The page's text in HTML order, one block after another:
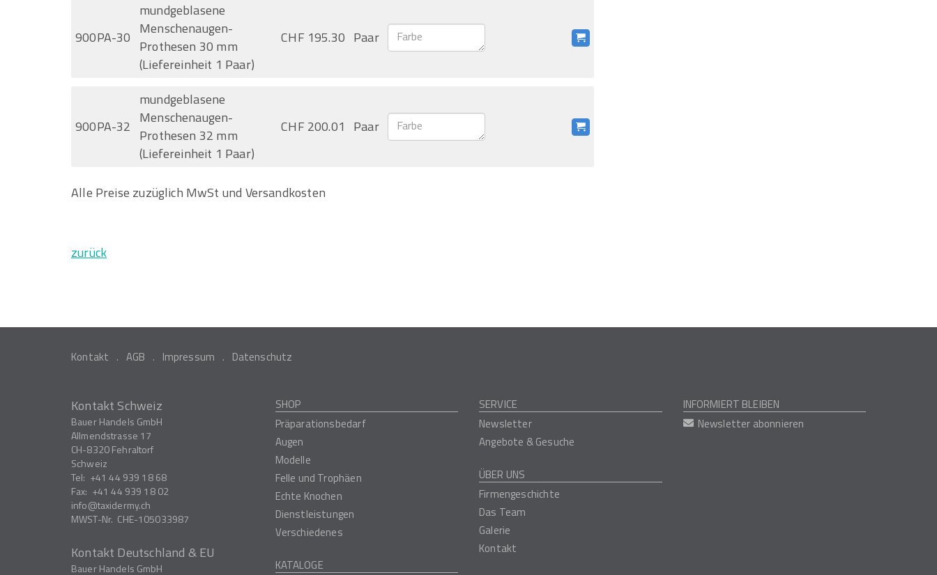
900PA-30
mundgeblasene
Menschenaugen-
Prothesen 30 mm
(Liefereinheit 1 Paar)
CHF 195.30 Paar
900PA-32
mundgeblasene
Menschenaugen-
Prothesen 32 mm
(Liefereinheit 1 Paar)
CHF 200.01 Paar
Alle Preise zuzüglich MwSt und Versandkosten
zurück
Kontakt AGB Impressum Datenschutz
Kontakt Schweiz
Bauer Handels GmbH
Allmendstrasse 17
CH-8320Fehraltorf
Schweiz
Tel: +41 44 939 18 68
Fax: +41 44 939 18 02
info
taxidermy.ch
MWST-Nr. CHE-105033987
Kontakt Deutschland & EU
Bauer Handels GmbH
SHOP
Präparationsbedarf
Augen
Modelle
Felle und Trophäen
Echte Knochen
Dienstleistungen
Verschiedenes
KATALOGE
SERVICE
Newsletter
Angebote & Gesuche
ÜBER UNS
Firmengeschichte
Das Team
Galerie
Kontakt
INFORMIERT BLEIBEN
Newsletter abonnieren